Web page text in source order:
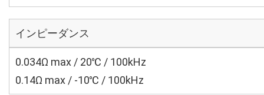
インピーダンス
0.034Ω max / 20℃ / 100kHz
0.14Ω max / -10℃ / 100kHz